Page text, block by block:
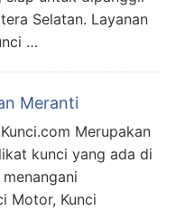
Selatan. Layanan
…
Meranti
Merupakan
kunci yang ada di
Motor, Kunci